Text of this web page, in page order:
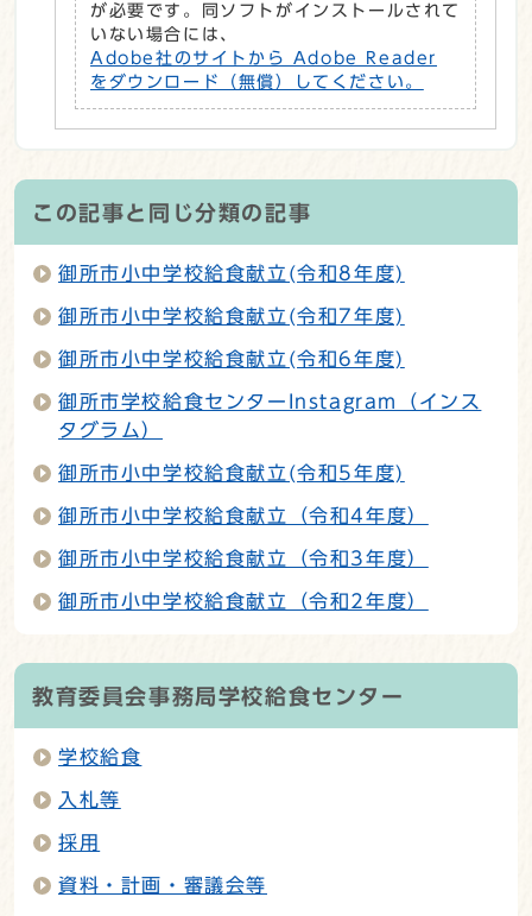
が必要です。同ソフトがインストールされて
いない場合には、
Adobe社のサイトから Adobe Reader
をダウンロード（無償）してください。
この記事と同じ分類の記事
御所市小中学校給食献立(令和8年度)
御所市小中学校給食献立(令和7年度)
御所市小中学校給食献立(令和6年度)
御所市学校給食センターInstagram（インス
タグラム）
御所市小中学校給食献立(令和5年度)
御所市小中学校給食献立（令和4年度）
御所市小中学校給食献立（令和3年度）
御所市小中学校給食献立（令和2年度）
教育委員会事務局学校給食センター
学校給食
入札等
採用
資料・計画・審議会等